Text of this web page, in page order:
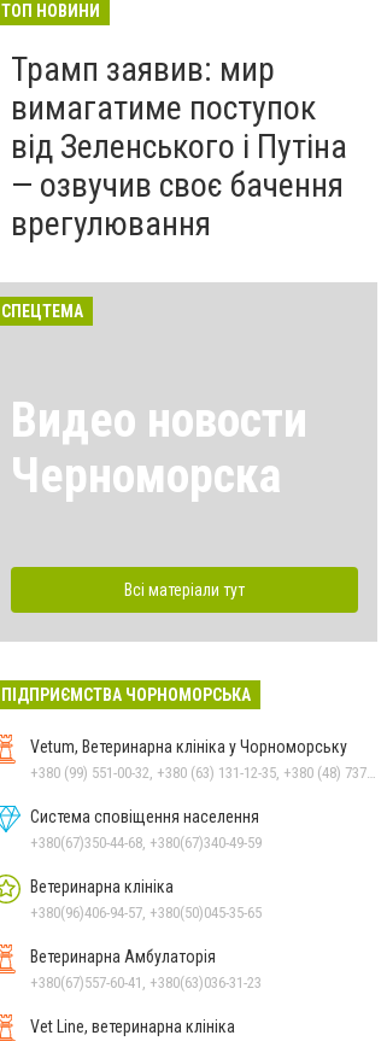
ТОП НОВИНИ
Трамп заявив: мир
вимагатиме поступок
від Зеленського і Путіна
— озвучив своє бачення
врегулювання
СПЕЦТЕМА
Видео новости
Черноморска
Всі матеріали тут
ПІДПРИЄМСТВА ЧОРНОМОРСЬКА
Vetum, Ветеринарна клініка у Чорноморську
Система сповіщення населення
+380(67)350-44-68, +380(67)340-49-59
Ветеринарна клініка
+380(96)406-94-57, +380(50)045-35-65
Ветеринарна Амбулаторія
+380(67)557-60-41, +380(63)036-31-23
Vet Line, ветеринарна клініка